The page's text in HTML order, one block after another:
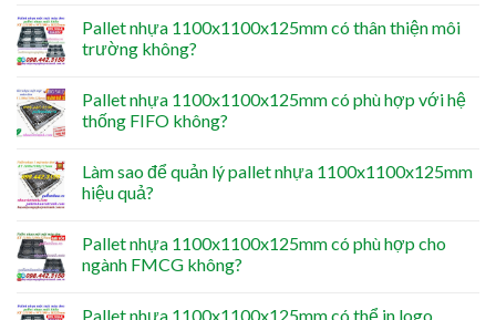
Pallet nhựa 1100x1100x125mm có thân thiện môi
trường không?
Pallet nhựa 1100x1100x125mm có phù hợp với hệ
thống FIFO không?
Làm sao để quản lý pallet nhựa 1100x1100x125mm
hiệu quả?
Pallet nhựa 1100x1100x125mm có phù hợp cho
ngành FMCG không?
Pallet nhựa 1100x1100x125mm có thể in logo